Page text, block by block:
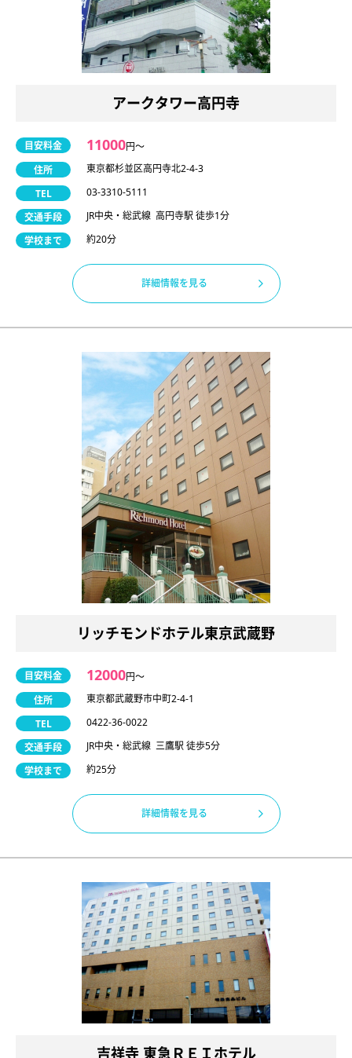
アークタワー高円寺
目安料金 11000円〜
住所
東京都杉並区高円寺北2-4-3
TEL
03-3310-5111
交通手段
JR中央・総武線 高円寺駅 徒歩1分
学校まで
約20分
詳細情報を見る
リッチモンドホテル東京武蔵野
目安料金 12000円〜
住所
東京都武蔵野市中町2-4-1
TEL
0422-36-0022
交通手段
JR中央・総武線 三鷹駅 徒歩5分
学校まで
約25分
詳細情報を見る
吉祥寺 東急ＲＥＩホテル